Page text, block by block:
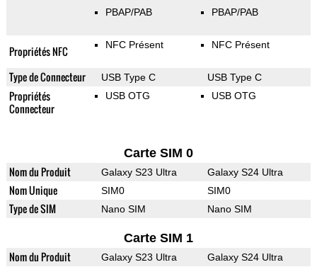
PBAP/PAB PBAP/PAB
Propriétés NFC NFC Présent NFC Présent
Type de Connecteur USB Type C USB Type C
Propriétés
Connecteur
USB OTG USB OTG
Carte SIM 0
Nom du Produit Galaxy S23 Ultra Galaxy S24 Ultra
Nom Unique SIM0 SIM0
Type de SIM Nano SIM Nano SIM
Carte SIM 1
Nom du Produit Galaxy S23 Ultra Galaxy S24 Ultra